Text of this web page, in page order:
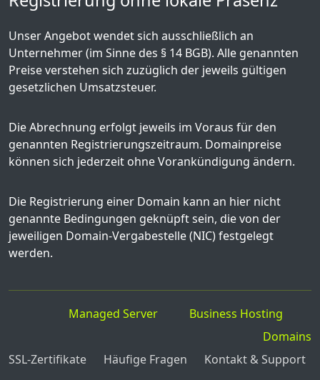
Unser Angebot wendet sich ausschließlich an
Unternehmer (im Sinne des § 14 BGB). Alle genannten
Preise verstehen sich zuzüglich der jeweils gültigen
gesetzlichen Umsatzsteuer.
Die Abrechnung erfolgt jeweils im Voraus für den
genannten Registrierungszeitraum. Domainpreise
können sich jederzeit ohne Vorankündigung ändern.
Die Registrierung einer Domain kann an hier nicht
genannte Bedingungen geknüpft sein, die von der
jeweiligen Domain-Vergabestelle (NIC) festgelegt
werden.
Managed Server
Business Hosting
Domains
SSL-Zertifikate
Häufige Fragen
Kontakt & Support